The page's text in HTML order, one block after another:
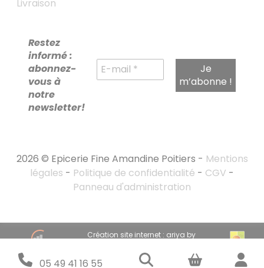
05 49 41 16 55
RECHERCHE
POUR :
Livraison
Restez
informé :
abonnez-
vous à
notre
newsletter!
2026 © Epicerie Fine Amandine Poitiers - Mentions
légales - Politique de confidentialité - CGV -
Panneau d'administration
Création site internet : ariya by
Stratégie marketing digital : emandarine